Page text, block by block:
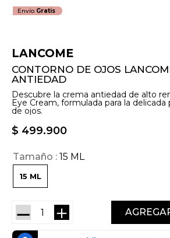
Envío Gratis
LANCOME
CONTORNO DE OJOS
ANTIEDAD
Descubre la crema antiedad de alto
Eye Cream, formulada para la
de ojos.
$ 499.900
Tamaño 15 ML
15 ML
＋
－